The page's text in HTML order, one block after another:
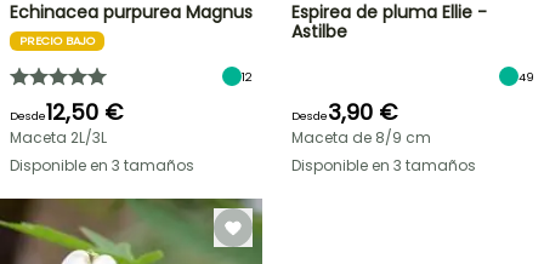
Echinacea purpurea Magnus
PRECIO BAJO
12
Desde12,50 €
Maceta 2L/3L
Disponible en 3 tamaños
Espirea de pluma Ellie -
Astilbe
49
Desde3,90 €
Maceta de 8/9 cm
Disponible en 3 tamaños